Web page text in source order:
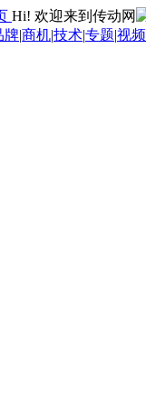
Hi! 欢迎来到传动网
牌|商机|技术|专题|视频